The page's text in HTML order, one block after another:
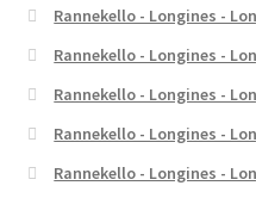
Rannekello - Longines -
Rannekello - Longines -
Rannekello - Longines -
Rannekello - Longines -
Rannekello - Longines -